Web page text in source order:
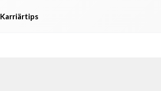
Karriärtips